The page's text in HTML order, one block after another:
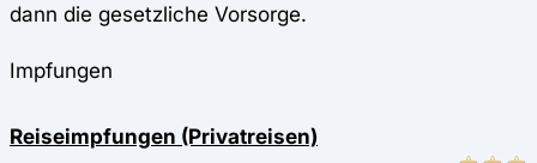
dann die gesetzliche Vorsorge.
Impfungen
Reiseimpfungen (Privatreisen)